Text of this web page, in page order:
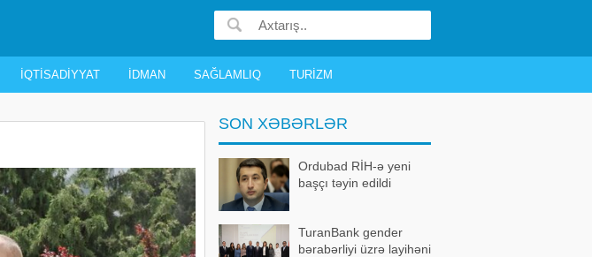
İQTISADIYYAT İDMAN SAĞLAMLIQ TURIZM
SON XƏBƏRLƏR
Ordubad RİH-ə yeni
başçı təyin edildi
TuranBank gender
bərabərliyi üzrə layihəni